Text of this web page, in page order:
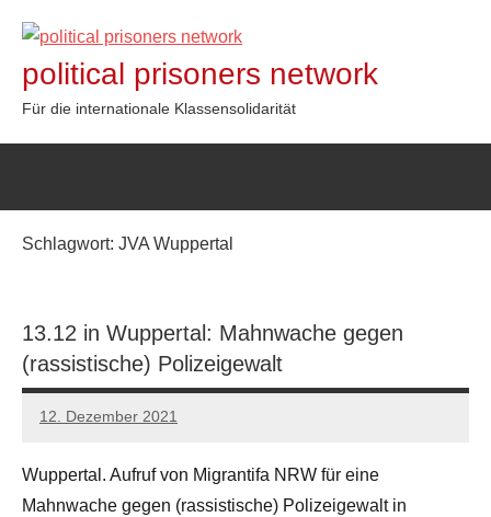
Inhalt
springen
political prisoners network
Für die internationale Klassensolidarität
Schlagwort: JVA Wuppertal
13.12 in Wuppertal: Mahnwache gegen
(rassistische) Polizeigewalt
12. Dezember 2021
network
Wuppertal. Aufruf von Migrantifa NRW für eine
Mahnwache gegen (rassistische) Polizeigewalt in